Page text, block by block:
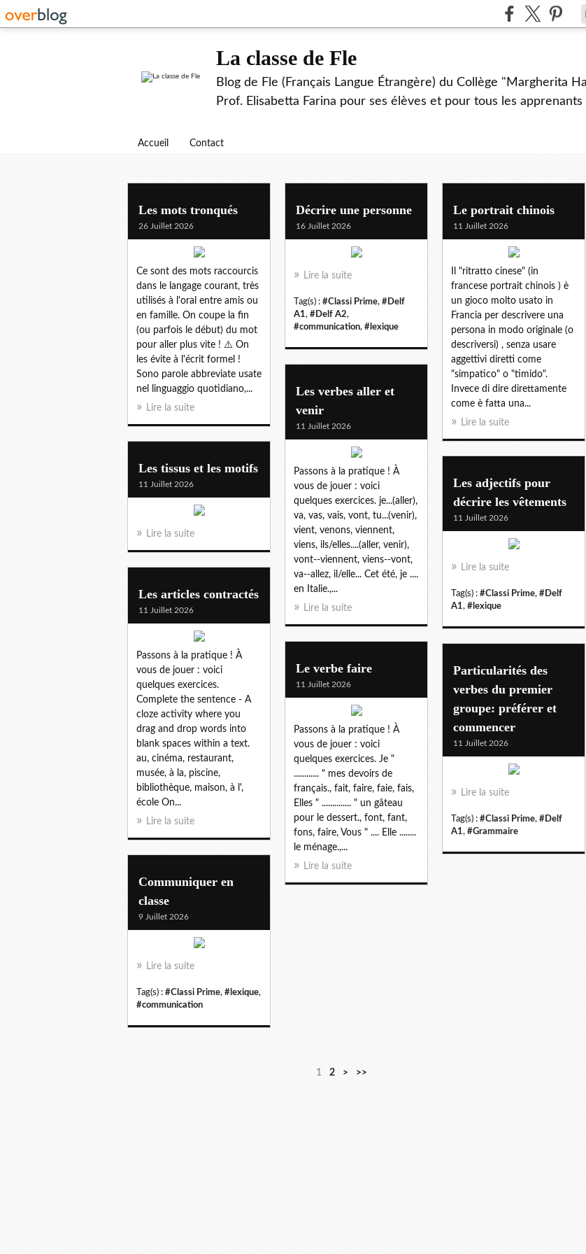
La classe de Fle
Blog de Fle (Français Langue Étrangère) du Collège "Margherita
Prof. Elisabetta Farina pour ses élèves et pour tous les apprenants
Accueil Contact
Les mots tronqués
26 Juillet 2026
Ce sont des mots raccourcis
dans le langage courant, très
utilisés à l'oral entre amis ou
en famille. On coupe la fin
(ou parfois le début) du mot
pour aller plus vite ! ⚠️ On
les évite à l'écrit formel !
Sono parole abbreviate usate
nel linguaggio quotidiano,...
Lire la suite
Décrire une personne
16 Juillet 2026
Lire la suite
Tag(s) : #Classi Prime, #Delf
A1, #Delf A2,
#communication, #lexique
Le portrait chinois
11 Juillet 2026
Il "ritratto cinese" (in
francese portrait chinois ) è
un gioco molto usato in
Francia per descrivere una
persona in modo originale (o
descriversi) , senza usare
aggettivi diretti come
"simpatico" o "timido".
Invece di dire direttamente
come è fatta una...
Lire la suite
Les verbes aller et
venir
11 Juillet 2026
Passons à la pratique ! À
vous de jouer : voici
quelques exercices. je...(aller),
va, vas, vais, vont, tu...(venir),
vient, venons, viennent,
viens, ils/elles....(aller, venir),
vont--viennent, viens--vont,
va--allez, il/elle... Cet été, je ....
en Italie.,...
Lire la suite
Les tissus et les motifs
11 Juillet 2026
Lire la suite
Les adjectifs pour
décrire les vêtements
11 Juillet 2026
Lire la suite
Tag(s) : #Classi Prime, #Delf
A1, #lexique
Les articles contractés
11 Juillet 2026
Passons à la pratique ! À
vous de jouer : voici
quelques exercices.
Complete the sentence - A
cloze activity where you
drag and drop words into
blank spaces within a text.
au, cinéma, restaurant,
musée, à la, piscine,
bibliothèque, maison, à l',
école On...
Lire la suite
Le verbe faire
11 Juillet 2026
Passons à la pratique ! À
vous de jouer : voici
quelques exercices. Je "
............ " mes devoirs de
français., fait, faire, faie, fais,
Elles " .............. " un gâteau
pour le dessert., font, fant,
fons, faire, Vous " .... Elle ........
le ménage.,...
Lire la suite
Particularités des
verbes du premier
groupe: préférer et
commencer
11 Juillet 2026
Lire la suite
Tag(s) : #Classi Prime, #Delf
A1, #Grammaire
Communiquer en
classe
9 Juillet 2026
Lire la suite
Tag(s) : #Classi Prime, #lexique,
#communication
1 2 > >>